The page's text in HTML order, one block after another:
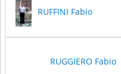
RUFFINI Fabio
RUGGIERO Fabio